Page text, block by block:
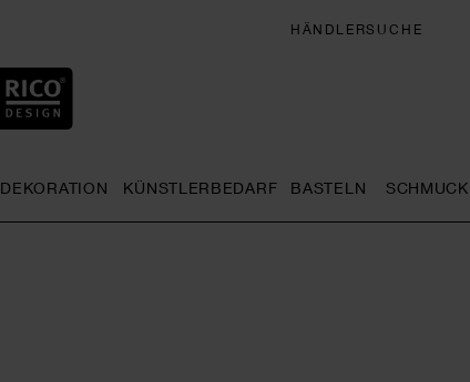
HÄNDLERSUCHE
DEKORATION KÜNSTLERBEDARF BASTELN SCHMUCK